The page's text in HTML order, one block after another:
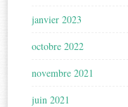
janvier 2023
octobre 2022
novembre 2021
juin 2021